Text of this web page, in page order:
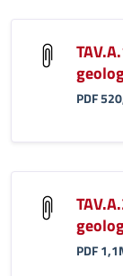
PDF
PDF